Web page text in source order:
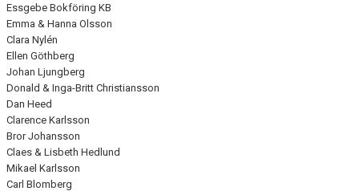
Essgebe Bokföring KB
Emma & Hanna Olsson
Clara Nylén
Ellen Göthberg
Johan Ljungberg
Donald & Inga-Britt Christiansson
Dan Heed
Clarence Karlsson
Bror Johansson
Claes & Lisbeth Hedlund
Mikael Karlsson
Carl Blomberg